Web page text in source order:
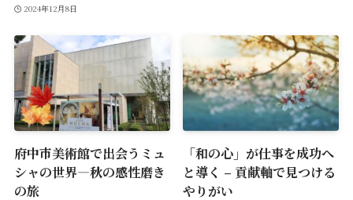
2024年12月8日
府中市美術館で出会うミュ
シャの世界—秋の感性磨き
の旅
「和の心」が仕事を成功へ
と導く – 貢献軸で見つける
やりがい